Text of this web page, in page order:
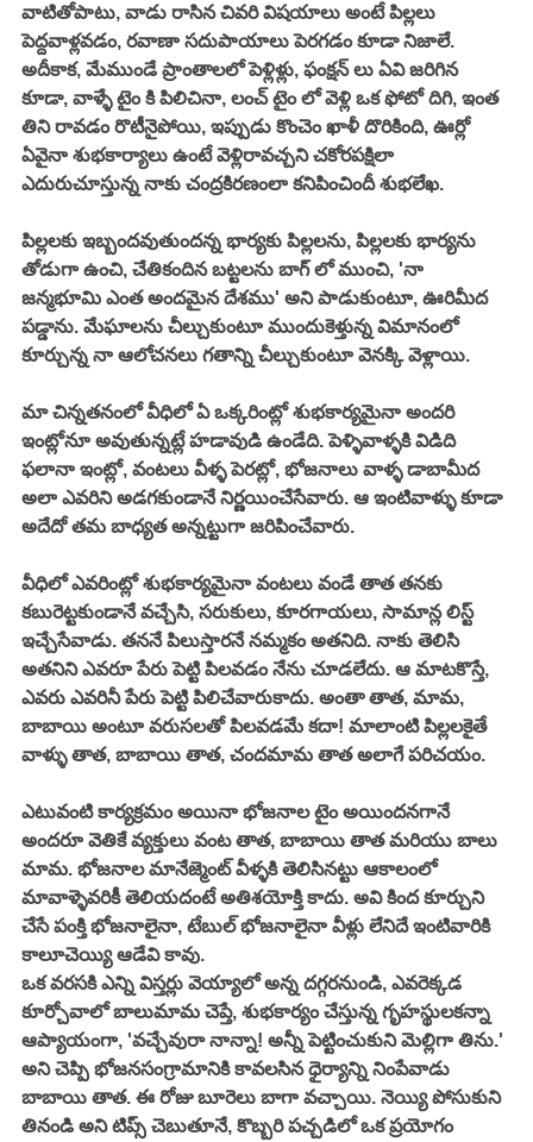
వాటితోపాటు, వాడు రాసిన చివరి విషయాలు అంటే పిల్లలు
పెద్దవాళ్లవడం, రవాణా సదుపాయాలు పెరగడం కూడా నిజాలే.
అదీకాక, మేముండే ప్రాంతాలలో పెళ్లిళ్లు, ఫంక్షన్ లు ఏవి జరిగిన
కూడా, వాళ్ళే టైం కి పిలిచినా, లంచ్ టైం లో వెళ్లి ఒక ఫోటో దిగి, ఇంత
తిని రావడం రొటీనైపోయి, ఇప్పుడు కొంచెం ఖాళీ దొరికింది, ఊర్లో
ఏవైనా శుభకార్యాలు ఉంటే వెళ్లిరావచ్చని చకోరపక్షిలా
ఎదురుచూస్తున్న నాకు చంద్రకిరణంలా కనిపించిందీ శుభలేఖ.
పిల్లలకు ఇబ్బందవుతుందన్న భార్యకు పిల్లలను, పిల్లలకు భార్యను
తోడుగా ఉంచి, చేతికందిన బట్టలను బాగ్ లో ముంచి, 'నా
జన్మభూమి ఎంత అందమైన దేశము' అని పాడుకుంటూ, ఊరిమీద
పడ్డాను. మేఘాలను చీల్చుకుంటూ ముందుకెళ్తున్న విమానంలో
కూర్చున్న నా ఆలోచనలు గతాన్ని చీల్చుకుంటూ వెనక్కి వెళ్లాయి.
మా చిన్నతనంలో వీధిలో ఏ ఒక్కరింట్లో శుభకార్యమైనా అందరి
ఇంట్లోనూ అవుతున్నట్లే హడావుడి ఉండేది. పెళ్ళివాళ్ళకి విడిది
ఫలానా ఇంట్లో, వంటలు వీళ్ళ పెరట్లో, భోజనాలు వాళ్ళ డాబామీద
అలా ఎవరిని అడగకుండానే నిర్ణయించేసేవారు. ఆ ఇంటివాళ్ళు కూడా
అదేదో తమ బాధ్యత అన్నట్టుగా జరిపించేవారు.
వీధిలో ఎవరింట్లో శుభకార్యమైనా వంటలు వండే తాత తనకు
కబురెట్టకుండానే వచ్చేసి, సరుకులు, కూరగాయలు, సామాన్ల లిస్ట్
ఇచ్చేసేవాడు. తననే పిలుస్తారనే నమ్మకం అతనిది. నాకు తెలిసి
అతనిని ఎవరూ పేరు పెట్టి పిలవడం నేను చూడలేదు. ఆ మాటకొస్తే,
ఎవరు ఎవరినీ పేరు పెట్టి పిలిచేవారుకాదు. అంతా తాత, మామ,
బాబాయి అంటూ వరుసలతో పిలవడమే కదా! మాలాంటి పిల్లలకైతే
వాళ్ళు తాత, బాబాయి తాత, చందమామ తాత అలాగే పరిచయం.
ఎటువంటి కార్యక్రమం అయినా భోజనాల టైం అయిందనగానే
అందరూ వెతికే వ్యక్తులు వంట తాత, బాబాయి తాత మరియు బాలు
మామ. భోజనాల మానేజ్మెంట్ వీళ్ళకి తెలిసినట్టు ఆకాలంలో
మావాళ్ళెవరికీ తెలియదంటే అతిశయోక్తి కాదు. అవి కింద కూర్చుని
చేసే పంక్తి భోజనాలైనా, టేబుల్ భోజనాలైనా వీళ్లు లేనిదే ఇంటివారికి
కాలూచెయ్యి ఆడేవి కావు.
ఒక వరసకి ఎన్ని విస్తర్లు వెయ్యాలో అన్న దగ్గరనుండి, ఎవరెక్కడ
కూర్చోవాలో బాలుమామ చెప్తే, శుభకార్యం చేస్తున్న గృహస్థులకన్నా
ఆప్యాయంగా, 'వచ్చేవురా నాన్నా! అన్నీ పెట్టించుకుని మెల్లిగా తిను.'
అని చెప్పి భోజనసంగ్రామానికి కావలసిన ధైర్యాన్ని నింపేవాడు
బాబాయి తాత. ఈ రోజు బూరెలు బాగా వచ్చాయి. నెయ్యి పోసుకుని
తినండి అని టిప్స్ చెబుతూనే, కొబ్బరి పచ్చడిలో ఒక ప్రయోగం